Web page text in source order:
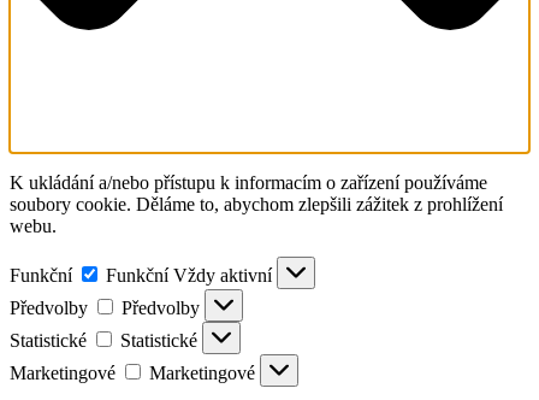
K ukládání a/nebo přístupu k informacím o zařízení používáme
soubory cookie. Děláme to, abychom zlepšili zážitek z prohlížení
webu.
Funkční Funkční Vždy aktivní
Předvolby
Předvolby
Statistické
Statistické
Marketingové
Marketingové